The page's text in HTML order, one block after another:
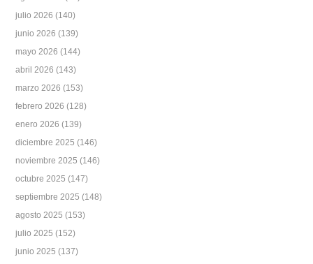
julio 2026 (140)
junio 2026 (139)
mayo 2026 (144)
abril 2026 (143)
marzo 2026 (153)
febrero 2026 (128)
enero 2026 (139)
diciembre 2025 (146)
noviembre 2025 (146)
octubre 2025 (147)
septiembre 2025 (148)
agosto 2025 (153)
julio 2025 (152)
junio 2025 (137)